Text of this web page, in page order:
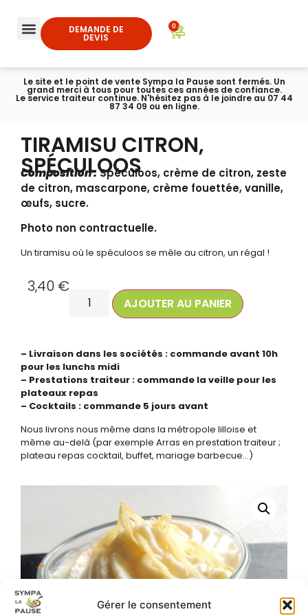
Gérer le consentement
DEMANDE DE
DEVIS
0
Le site et le point de vente Sympa la Pause sont fermés. Un
grand merci à tous pour toutes ces années de confiance.
Le service traiteur continue. N'hésitez pas à le joindre au 07 44
87 34 09 ou en ligne.
TIRAMISU CITRON,
SPÉCULOOS
Composition :Spéculoos, crème de citron, zeste
de citron, mascarpone, crème fouettée, vanille,
œufs, sucre.
Photo non contractuelle.
Un tiramisu où le spéculoos se mêle au citron, un régal !
3,40 €
AJOUTER AU PANIER
– Livraison dans les sociétés : commande avant 10h
pour les lunchs midi
– Prestations traiteur : commande la veille pour les
plateaux repas
– Cocktails : commande 5 jours avant
Nous livrons nous même dans la métropole lilloise et
même au-delà (par exemple Arras en prestation traiteur ;
plateau repas cocktail, buffet, mariage barbecue…)